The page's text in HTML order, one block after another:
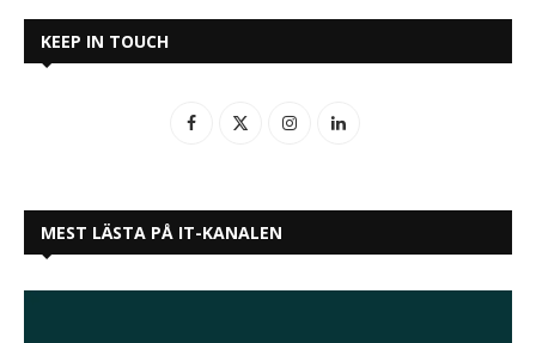
KEEP IN TOUCH
MEST LÄSTA PÅ IT-KANALEN